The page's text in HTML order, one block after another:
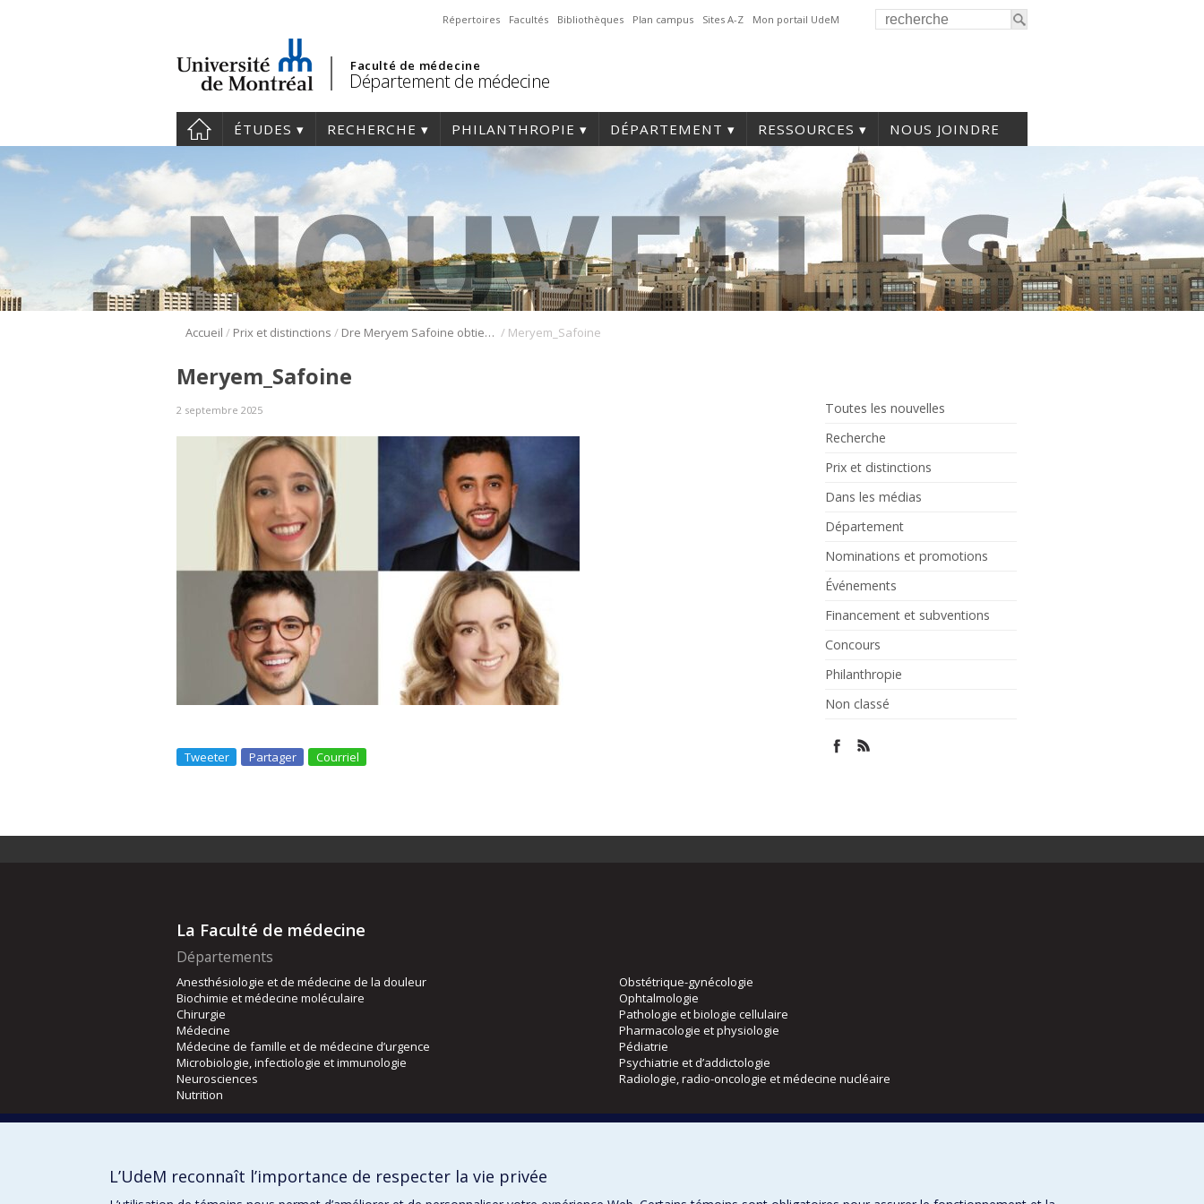
Répertoires Facultés Bibliothèques Plan campus Sites A-Z Mon portail UdeM
Faculté de médecine
Département de médecine
ÉTUDES RECHERCHE PHILANTHROPIE DÉPARTEMENT RESSOURCES NOUS JOINDRE
Accueil / Prix et distinctions / Dre Meryem Safoine obtient la toute première Bourse de recherche en dermatologie / Meryem_Safoine
Toutes les nouvelles
Recherche
Prix et distinctions
Dans les médias
Département
Nominations et promotions
Événements
Financement et subventions
Concours
Philanthropie
Non classé
Meryem_Safoine
2 septembre 2025
Tweeter Partager Courriel
La Faculté de médecine
Départements
Anesthésiologie et de médecine de la douleur
Biochimie et médecine moléculaire
Chirurgie
Médecine
Médecine de famille et de médecine d’urgence
Microbiologie, infectiologie et immunologie
Neurosciences
Nutrition
Obstétrique-gynécologie
Ophtalmologie
Pathologie et biologie cellulaire
Pharmacologie et physiologie
Pédiatrie
Psychiatrie et d’addictologie
Radiologie, radio-oncologie et médecine nucléaire
Orthophonie et audiologie
L’UdeM reconnaît l’importance de respecter la vie privée